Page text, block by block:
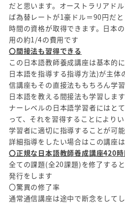
だと思います。オーストラリアド
ば為替レートが1豪ドル＝90円だ
時間の資格が取得できます。日本
用の約1/4の費用です
〇間接法も習得できる
この日本語教師養成講座は基本的
日本語を指導する指導方法)が主体
信講座もその直接法ももちろん学
日本語を教える間接法も学習しま
ナーレベルの日本語学習者にはと
って、それを習得することにより
学習者に適切に指導することが可
詳細指導をしたい場合はこの講座
〇正規な日本語教師養成講座420
全ての課題(全20課題)を修了する
発行をします
〇驚異の修了率
通常通信講座は途中で断念をして